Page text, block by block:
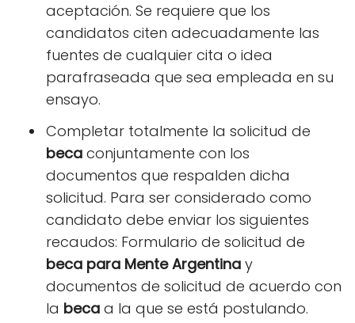
aceptación. Se requiere que los
candidatos citen adecuadamente las
fuentes de cualquier cita o idea
parafraseada que sea empleada en su
ensayo.
Completar totalmente la solicitud de
beca conjuntamente con los
documentos que respalden dicha
solicitud. Para ser considerado como
candidato debe enviar los siguientes
recaudos: Formulario de solicitud de
beca para Mente Argentina y
documentos de solicitud de acuerdo con
la beca a la que se está postulando.